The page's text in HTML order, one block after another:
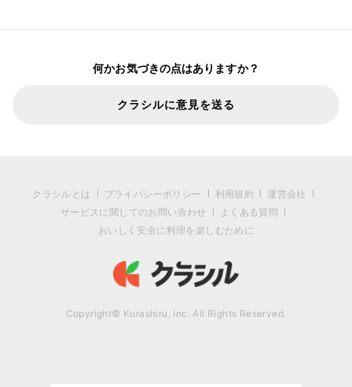
何かお気づきの点はありますか？
クラシルに意見を送る
クラシルとは プライバシーポリシー 利用規約
運営会社
サービスに関してのお問い合わせ
よくある質問
おいしく安全に料理を楽しむために
Copyright© Kurashiru, Inc. All Rights Reserved.